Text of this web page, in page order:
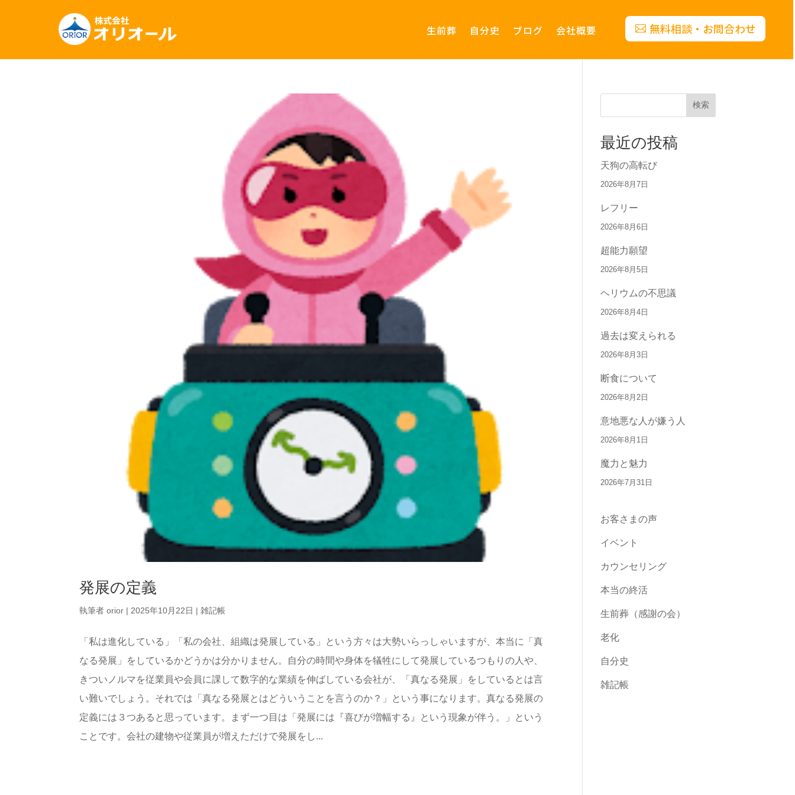
生前葬 自分史 ブログ 会社概要 無料相談・お問合わせ
発展の定義
執筆者orior | 2025年10月22日 |雑記帳
「私は進化している」「私の会社、組織は発展している」という方々は大勢いらっしゃいますが、本当に「真
なる発展」をしているかどうかは分かりません。自分の時間や身体を犠牲にして発展しているつもりの人や、
きついノルマを従業員や会員に課して数字的な業績を伸ばしている会社が、「真なる発展」をしているとは言
い難いでしょう。それでは「真なる発展とはどういうことを言うのか？」という事になります。真なる発展の
定義には３つあると思っています。まず一つ目は「発展には『喜びが増幅する』という現象が伴う。」という
ことです。会社の建物や従業員が増えただけで発展をし...
検索
最近の投稿
天狗の高転び
2026年8月7日
レフリー
2026年8月6日
超能力願望
2026年8月5日
ヘリウムの不思議
2026年8月4日
過去は変えられる
2026年8月3日
断食について
2026年8月2日
意地悪な人が嫌う人
2026年8月1日
魔力と魅力
2026年7月31日
お客さまの声
イベント
カウンセリング
本当の終活
生前葬（感謝の会）
老化
自分史
雑記帳